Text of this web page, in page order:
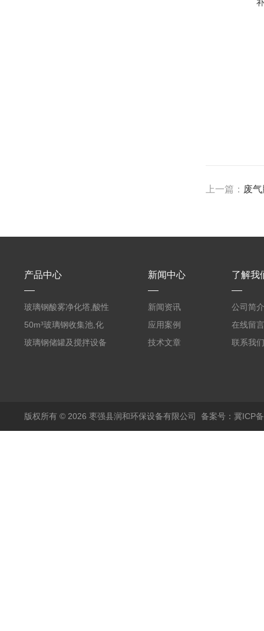
上一篇： 废
产品中心
玻璃钢酸雾净化塔,酸性
废气洗涤塔处理工艺
50m³玻璃钢收集池,化
粪罐
玻璃钢储罐及搅拌设备
新闻中心
新闻资讯
应用案例
技术文章
了解我
公司简介
在线留言
联系我们
版权所有 © 2026 枣强县润和环保设备有限公司 备案号：冀ICP